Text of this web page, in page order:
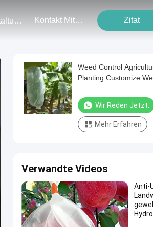
Veranstaltungen Kontakt Mit Uns Zitat
Weed Control
Planting Customize
Wir Reden Jetzt.
Mehr Erfahren
Verwandte Videos
Anti-